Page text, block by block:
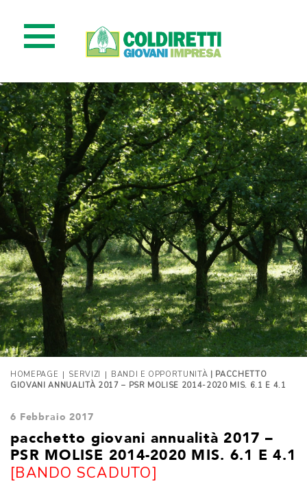
HOMEPAGE | SERVIZI | BANDI E OPPORTUNITÀ
| PACCHETTO
GIOVANI ANNUALITÀ 2017 – PSR MOLISE 2014-2020 MIS. 6.1 E 4.1
6 Febbraio 2017
pacchetto giovani annualità 2017 –
PSR MOLISE 2014-2020 MIS. 6.1 E 4.1
[BANDO SCADUTO]